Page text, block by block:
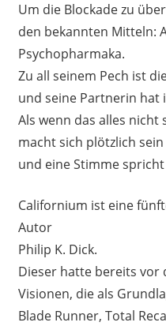
Um die Blockade zu
den bekannten Mitteln:
Psychopharmaka.
Zu all seinem Pech ist
und seine Partnerin hat
Als wenn das alles nicht
macht sich plötzlich
und eine Stimme
Californium ist eine
Autor
Philip K. Dick.
Dieser hatte bereits vor
Visionen, die als
Blade Runner, Total